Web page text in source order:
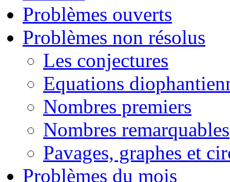
Problèmes ouverts
Problèmes non résolus
Les conjectures
Equations
Nombres premiers
Nombres remarquables
Pavages, graphes et
Problèmes du mois